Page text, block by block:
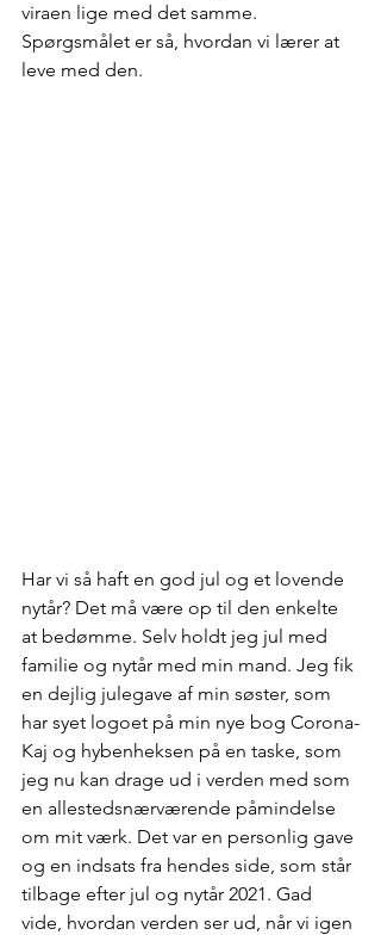
viraen lige med det samme.
Spørgsmålet er så, hvordan vi lærer at
leve med den.
Har vi så haft en god jul og et lovende
nytår? Det må være op til den enkelte
at bedømme. Selv holdt jeg jul med
familie og nytår med min mand. Jeg fik
en dejlig julegave af min søster, som
har syet logoet på min nye bog Corona-
Kaj og hybenheksen på en taske, som
jeg nu kan drage ud i verden med som
en allestedsnærværende påmindelse
om mit værk. Det var en personlig gave
og en indsats fra hendes side, som står
tilbage efter jul og nytår 2021. Gad
vide, hvordan verden ser ud, når vi igen